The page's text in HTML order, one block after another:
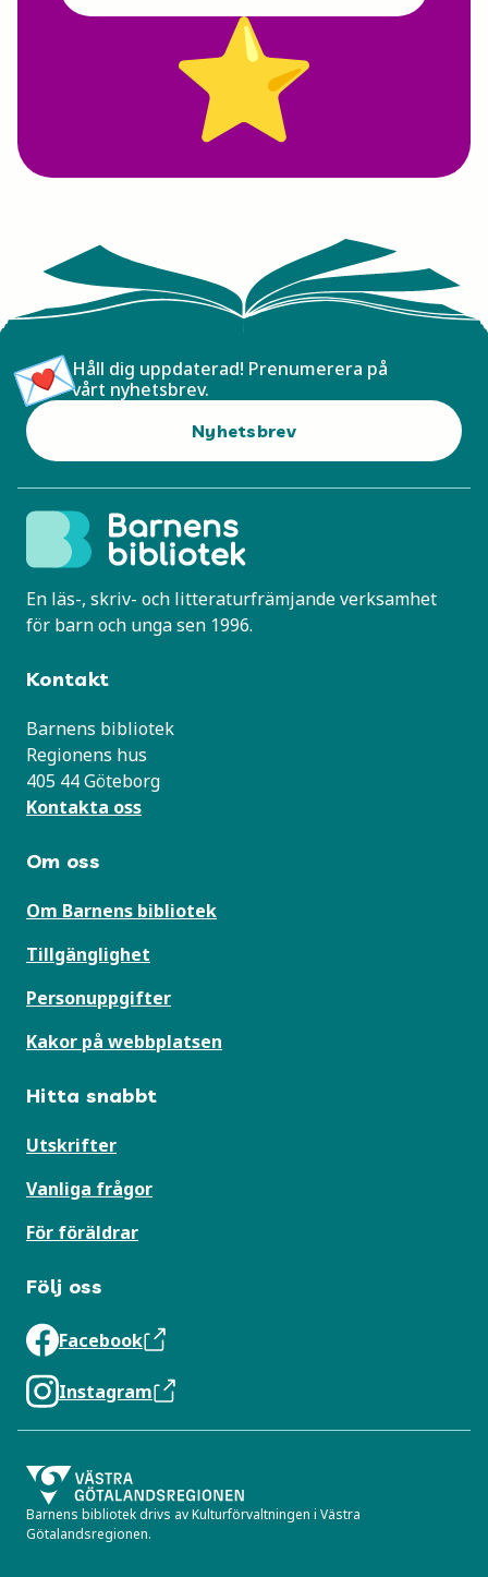
Håll dig uppdaterad! Prenumerera på
vårt nyhetsbrev.
Nyhetsbrev
En läs-, skriv- och litteraturfrämjande verksamhet
för barn och unga sen 1996.
Kontakt
Barnens bibliotek
Regionens hus
405 44 Göteborg
Kontakta oss
Om oss
Om Barnens bibliotek
Tillgänglighet
Personuppgifter
Kakor på webbplatsen
Hitta snabbt
Utskrifter
Vanliga frågor
För föräldrar
Följ oss
Facebook
Instagram
Barnens bibliotek drivs av Kulturförvaltningen i Västra
Götalandsregionen.